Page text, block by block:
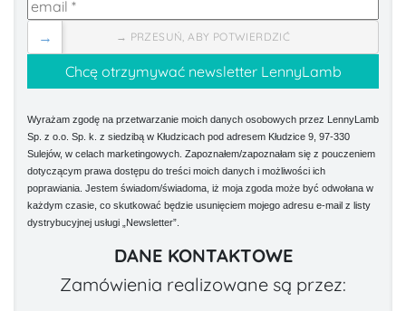
→ PRZESUŃ, ABY POTWIERDZIĆ
→
Wyrażam zgodę na przetwarzanie moich danych osobowych przez LennyLamb
Sp. z o.o. Sp. k. z siedzibą w Kłudzicach pod adresem Kłudzice 9, 97-330
Sulejów, w celach marketingowych. Zapoznałem/zapoznałam się z pouczeniem
dotyczącym prawa dostępu do treści moich danych i możliwości ich
poprawiania. Jestem świadom/świadoma, iż moja zgoda może być odwołana w
każdym czasie, co skutkować będzie usunięciem mojego adresu e-mail z listy
dystrybucyjnej usługi „Newsletter”.
DANE KONTAKTOWE
Zamówienia realizowane są przez: